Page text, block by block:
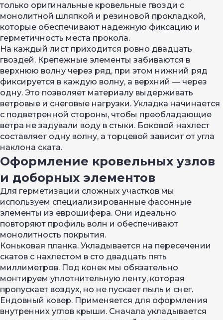
только оригинальные кровельные гвозди с
монолитной шляпкой и резиновой прокладкой,
которые обеспечивают надежную фиксацию и
герметичность места прокола.
На каждый лист приходится ровно двадцать
гвоздей. Крепежные элементы забиваются в
верхнюю волну через ряд, при этом нижний ряд
фиксируется в каждую волну, а верхний — через
одну. Это позволяет материалу выдерживать
ветровые и снеговые нагрузки. Укладка начинается
с подветренной стороны, чтобы преобладающие
ветра не задували воду в стыки. Боковой нахлест
составляет одну волну, а торцевой зависит от угла
наклона ската.
Оформление кровельных узлов
и доборных элементов
Для герметизации сложных участков мы
используем специализированные фасонные
элементы из еврошифера. Они идеально
повторяют профиль волн и обеспечивают
монолитность покрытия.
Коньковая планка. Укладывается на пересечении
скатов с нахлестом в сто двадцать пять
миллиметров. Под конек мы обязательно
монтируем уплотнительную ленту, которая
пропускает воздух, но не пускает пыль и снег.
Ендовный ковер. Применяется для оформления
внутренних углов крыши. Сначала укладывается